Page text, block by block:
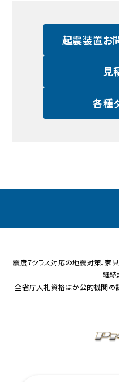
起震装置お
見
各種
震度7クラス対応の地震対策、家
継続
全省庁入札資格ほか公的機関の